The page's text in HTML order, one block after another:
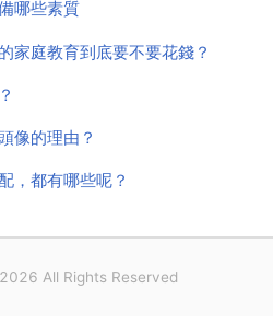
哪些素質
家庭教育到底要不要花錢？
像的理由？
，都有哪些呢？
All Rights Reserved